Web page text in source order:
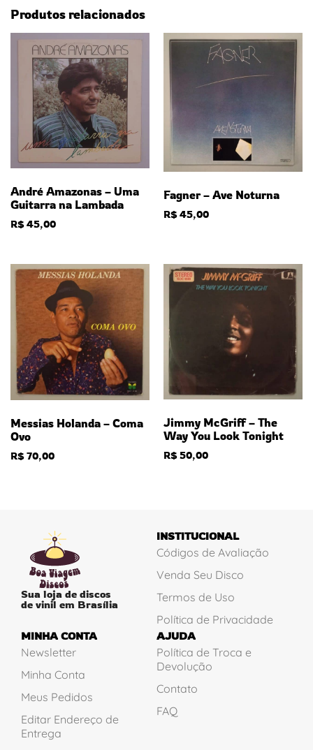
Produtos relacionados
André Amazonas – Uma
Guitarra na Lambada
R$45,00
Fagner – Ave Noturna
R$45,00
Messias Holanda – Coma
Ovo
R$70,00
Jimmy McGriff – The
Way You Look Tonight
R$50,00
Sua loja de discos
de vinil em Brasília
INSTITUCIONAL
Códigos de Avaliação
Venda Seu Disco
Termos de Uso
Política de Privacidade
MINHA CONTA
Newsletter
Minha Conta
Meus Pedidos
Editar Endereço de
Entrega
AJUDA
Política de Troca e
Devolução
Contato
FAQ